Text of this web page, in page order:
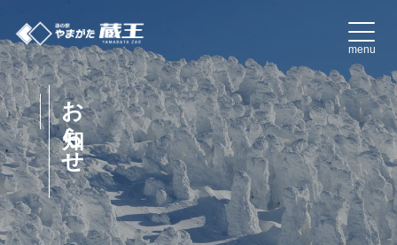
テ
ン
ツ
へ
ス
キ
ッ
プ
menu
お知らせ